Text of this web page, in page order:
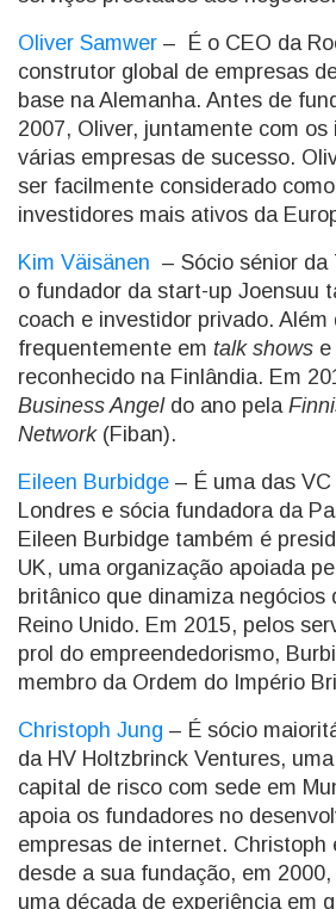
Oliver Samwer – É o CEO da
construtor global de empresas
base na Alemanha. Antes de
2007, Oliver, juntamente com os
várias empresas de sucesso.
ser facilmente considerado
investidores mais ativos da
Kim Väisänen – Sócio sénior da
o fundador da start-up Joensuu
coach e investidor privado.
frequentemente em talk shows
reconhecido na Finlândia. Em
Business Angeldo ano pela
Network(Fiban).
Eileen Burbidge – É uma das
Londres e sócia fundadora da
Eileen Burbidge também é
UK, uma organização apoiada
britânico que dinamiza negócios
Reino Unido. Em 2015, pelos
prol do empreendedorismo,
membro da Ordem do Império
Christoph Jung – É sócio
da HV Holtzbrinck Ventures,
capital de risco com sede em
apoia os fundadores no
empresas de internet. Christoph
desde a sua fundação, em
uma década de experiência em